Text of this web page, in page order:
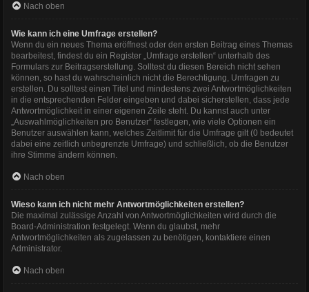
Nach oben
Wie kann ich eine Umfrage erstellen?
Wenn du ein neues Thema eröffnest oder den ersten Beitrag eines Themas
bearbeitest, findest du ein Register „Umfrage erstellen“ unterhalb des
Formulars zur Beitragserstellung. Solltest du diesen Bereich nicht sehen
können, so hast du wahrscheinlich nicht die Berechtigung, Umfragen zu
erstellen. Du solltest einen Titel und mindestens zwei Antwortmöglichkeiten
in die entsprechenden Felder eingeben und dabei sicherstellen, dass jede
Antwortmöglichkeit in einer eigenen Zeile steht. Du kannst auch unter
„Auswahlmöglichkeiten pro Benutzer“ festlegen, wie viele Optionen ein
Benutzer auswählen kann, welches Zeitlimit für die Umfrage gilt (0 bedeutet
dabei eine zeitlich unbegrenzte Umfrage) und schließlich, ob die Benutzer
ihre Stimme ändern können.
Nach oben
Wieso kann ich nicht mehr Antwortmöglichkeiten erstellen?
Die maximal zulässige Anzahl von Antwortmöglichkeiten wird durch die
Board-Administration festgelegt. Wenn du glaubst, mehr
Antwortmöglichkeiten als zugelassen zu benötigen, kontaktiere einen
Administrator.
Nach oben